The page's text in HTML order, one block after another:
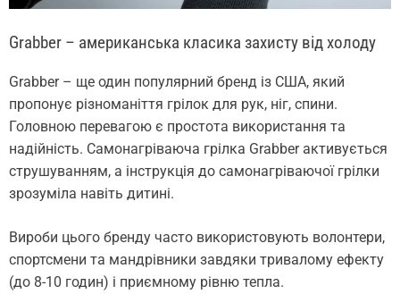
Grabber – американська класика захисту від холоду
Grabber – ще один популярний бренд із США, який
пропонує різноманіття грілок для рук, ніг, спини.
Головною перевагою є простота використання та
надійність. Самонагріваюча грілка Grabber активується
струшуванням, а інструкція до самонагріваючої грілки
зрозуміла навіть дитині.
Вироби цього бренду часто використовують волонтери,
спортсмени та мандрівники завдяки тривалому ефекту
(до 8-10 годин) і приємному рівню тепла.